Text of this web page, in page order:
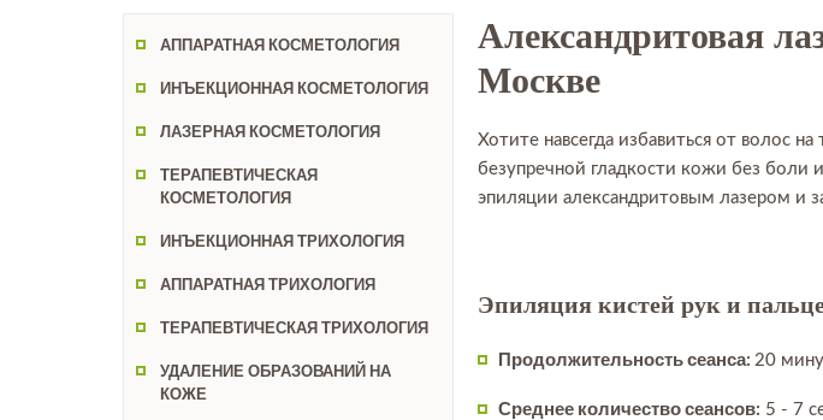
АППАРАТНАЯ КОСМЕТОЛОГИЯ
ИНЪЕКЦИОННАЯ КОСМЕТОЛОГИЯ
ЛАЗЕРНАЯ КОСМЕТОЛОГИЯ
ТЕРАПЕВТИЧЕСКАЯ
КОСМЕТОЛОГИЯ
ИНЪЕКЦИОННАЯ ТРИХОЛОГИЯ
АППАРАТНАЯ ТРИХОЛОГИЯ
ТЕРАПЕВТИЧЕСКАЯ ТРИХОЛОГИЯ
УДАЛЕНИЕ ОБРАЗОВАНИЙ НА
КОЖЕ
Александритовая
Москве
Хотите навсегда избавиться от волос
безупречной гладкости кожи без боли
эпиляции александритовым лазером и
Эпиляция кистей рук и
Продолжительность сеанса: 20
Среднее количество сеансов: 5 - 7